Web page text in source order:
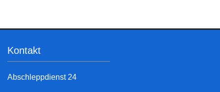
Kontakt
Abschleppdienst 24